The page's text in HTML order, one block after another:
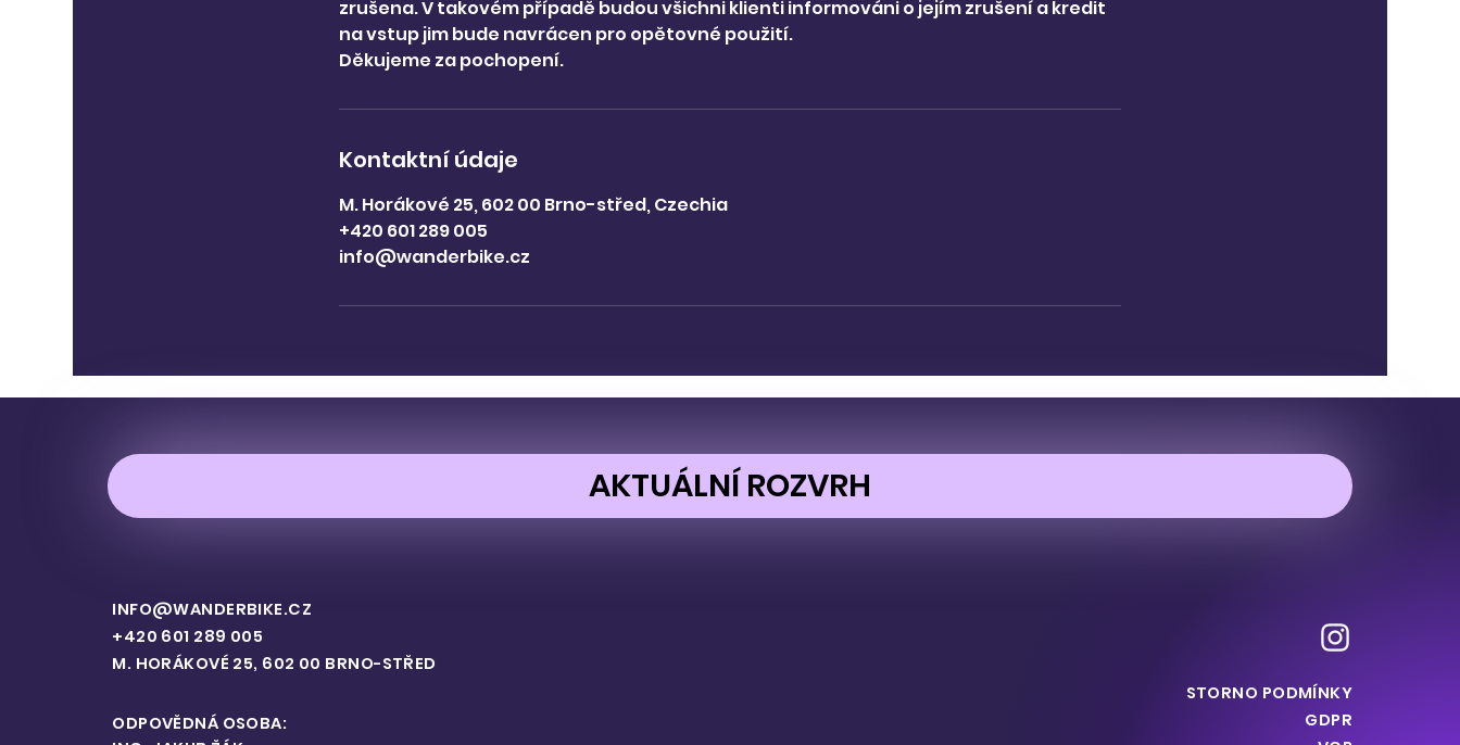
zrušena. V takovém případě budou všichni klienti informováni o jejím zrušení a kredit
na vstup jim bude navrácen pro opětovné použití.
Děkujeme za pochopení.
Kontaktní údaje
M. Horákové 25, 602 00 Brno-střed, Czechia
+420 601 289 005
info@wanderbike.cz
AKTUÁLNÍ ROZVRH
INFO@WANDERBIKE.CZ
+420 601 289 005
M. HORÁKOVÉ 25, 602 00 BRNO-STŘED
ODPOVĚDNÁ OSOBA:
STORNO PODMÍNKY
GDPR